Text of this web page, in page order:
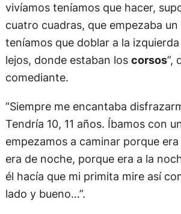
vivíamos teníamos que hacer,
cuatro cuadras, que empezaba
teníamos que doblar a la
lejos, donde estaban los corsos”,
comediante.
“Siempre me encantaba
Tendría 10, 11 años. Íbamos con
empezamos a caminar porque
era de noche, porque era a la
él hacía que mi primita mire así
lado y bueno…”.